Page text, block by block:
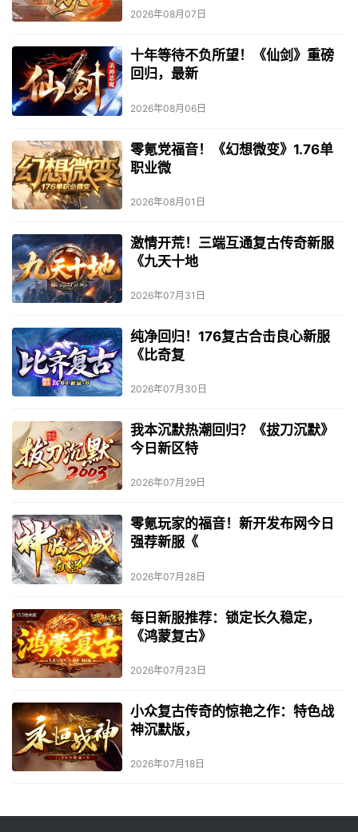
2026年08月07日
十年等待不负所望！《仙剑》重磅
回归，最新
2026年08月06日
零氪党福音！《幻想微变》1.76单
职业微
2026年08月01日
激情开荒！三端互通复古传奇新服
《九天十地
2026年07月31日
纯净回归！176复古合击良心新服
《比奇复
2026年07月30日
我本沉默热潮回归？《拔刀沉默》
今日新区特
2026年07月29日
零氪玩家的福音！新开发布网今日
强荐新服《
2026年07月28日
每日新服推荐：锁定长久稳定，
《鸿蒙复古》
2026年07月23日
小众复古传奇的惊艳之作：特色战
神沉默版，
2026年07月18日